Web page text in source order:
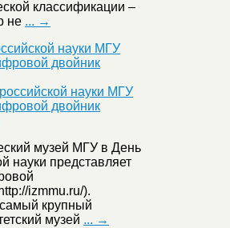
классификации –
не ... →
науки МГУ
двойник
музей МГУ в День
науки представляет
izmmu.ru/).
крупный
музей ... →